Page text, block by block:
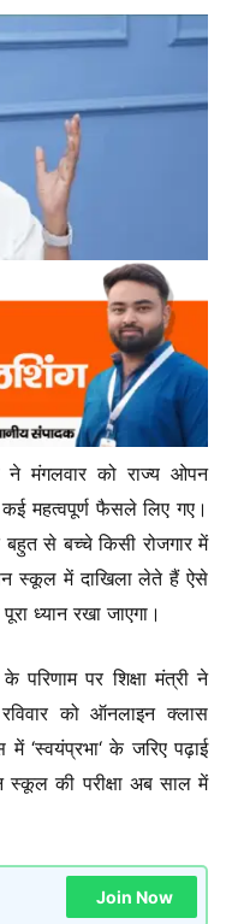
ने मंगलवार को राज्य ओपन
महत्वपूर्ण फैसले लिए गए।
बहुत से बच्चे किसी रोजगार में
स्कूल में दाखिला लेते हैं ऐसे
ध्यान रखा जाएगा।
परिणाम पर शिक्षा मंत्री ने
को ऑनलाइन क्लास
‘स्वयंप्रभा‘ के जरिए पढ़ाई
स्कूल की परीक्षा अब साल में
Join Now